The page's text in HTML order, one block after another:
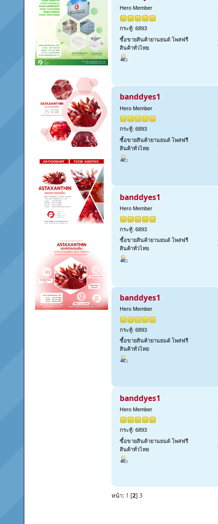
Hero Member
กระทู้: 6893
ซื้อขายสินค้ายานยนต์ โพสฟรี
สินค้าทั่วไทย
banddyes1
Hero Member
กระทู้: 6893
ซื้อขายสินค้ายานยนต์ โพสฟรี
สินค้าทั่วไทย
banddyes1
Hero Member
กระทู้: 6893
ซื้อขายสินค้ายานยนต์ โพสฟรี
สินค้าทั่วไทย
banddyes1
Hero Member
กระทู้: 6893
ซื้อขายสินค้ายานยนต์ โพสฟรี
สินค้าทั่วไทย
banddyes1
Hero Member
กระทู้: 6893
ซื้อขายสินค้ายานยนต์ โพสฟรี
สินค้าทั่วไทย
หน้า: 1 [2] 3